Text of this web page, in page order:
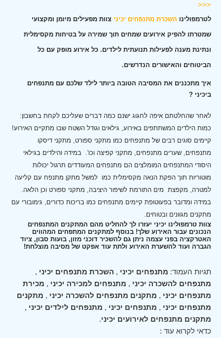
<<<
לטרמפולינו השכרת מתנפחים יכיני צוות מפעילים מיומן ומקצועי
שמטרתו להפיק אירועים שמחים תוך שמירה על בטיחות מקסימלית
ונתינת מענה לפעילות תנועתית לילדים. כל אירוע מופק עם כל
הביטוחים והאישורים הנדרשים.
איך מתכננים את המסיבה הטובה ביותר לילד שלכם עם מתנפחים
ביכיני ?
לאחר שהחלטתם איפה לחגוג ישנם כמה דברים שעליכם לקחת בחשבון:
כמות הילדים המשתתפים באירוע, גילאים וגודל השטח שבו מתקיים האירוע!
קיימים סוגים רבים של מתנפחים כמו מתקני ספורט, מתקני דיסקו
מתנפחים, שערים מתנפחים, מתקני קפיצה וכו'. במידה והילדים בגילאי
היסודי המתנפחים המומלצים הם מתנפחים המעודדים תרגול יכולות
מוטוריות תוך הפקת הנאה מקסימלית כמו למשל מתקן מתנפח עם קליעה
למטרה, מקפצת מים התורמת לשיפור היציבה, מתקני ספורט וכן הלאה.
במידה ומדובר בפעוטופת קיימים מתנפחים כמו בריכות כדורים, גימובורי עם
מתקנים מגוונים ובטוחים.
צוות טרמפולינו יכיני יעזרו לך להחליט מהם המתקנים המתנפחים
הנכונים עבור האירוע שלך! בנוסף למתקנים המתפחים המהווים
האטרקציה בפני עצמה ניתן גם להשכיר דוכני מזון, בועות סבון, ציוד
הגברה ועוד להשערת האירוע ולתת עוד אפקט של מסיבה מוצלחת!
תגיות העמוד: מתנפחים יכיני , השכרת מתנפחים יכיני ,
מתנפחים להשכרה יכיני , מתנפחים למכירה יכיני , מכירת
מתנפחים יכיני , מתקנים מתנפחים להשכרה יכיני , מתקנים
מתנפחים יכיני , מתנפחים יכיני , מתנפחים לילדים יכיני ,
מתקנים מתנפחים לאירועים יכיני.
כדאי לקרוא עוד :